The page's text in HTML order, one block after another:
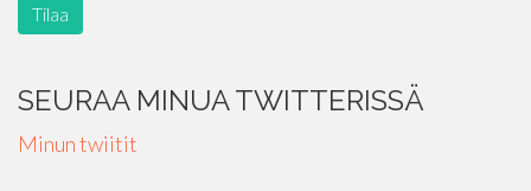
SEURAA MINUA TWITTERISSÄ
Minun twiitit